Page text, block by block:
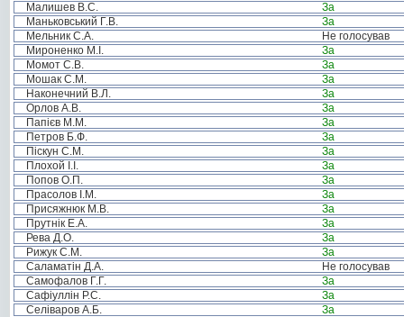
Малишев В.С.
За
Маньковський Г.В.
За
Мельник С.А.
Не голосував
Мироненко М.І.
За
Момот С.В.
За
Мошак С.М.
За
Наконечний В.Л.
За
Орлов А.В.
За
Папієв М.М.
За
Петров Б.Ф.
За
Піскун С.М.
За
Плохой І.І.
За
Попов О.П.
За
Прасолов І.М.
За
Присяжнюк М.В.
За
Прутнік Е.А.
За
Рева Д.О.
За
Рижук С.М.
За
Саламатін Д.А.
Не голосував
Самофалов Г.Г.
За
Сафіуллін Р.С.
За
Селіваров А.Б.
За